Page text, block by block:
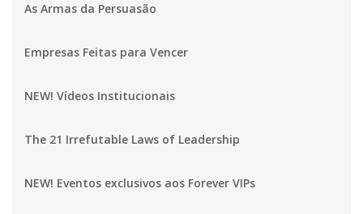
As Armas da Persuasão
Empresas Feitas para Vencer
NEW! Vídeos Institucionais
The 21 Irrefutable Laws of Leadership
NEW! Eventos exclusivos aos Forever VIPs